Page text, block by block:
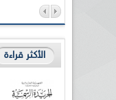
الأكثر قراءة